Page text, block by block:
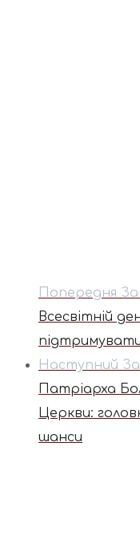
Попередня
Всесвітній
підтримувати
Наступний
Патріарха
Церкви:
шанси